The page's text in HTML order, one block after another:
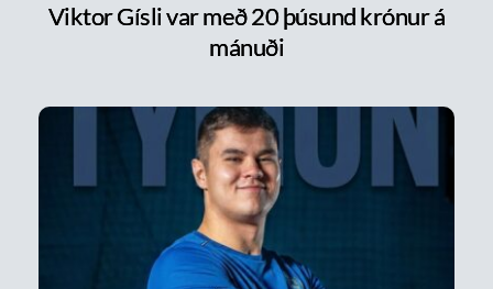
Viktor Gísli var með 20 þúsund krónur á
mánuði